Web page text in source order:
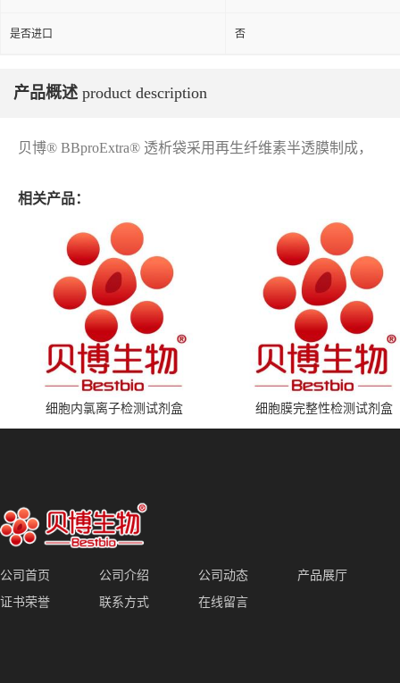
是否进口 否
产品概述 product description
贝博® BBproExtra® 透析袋采用再生纤维素半透膜制成，
相关产品：
细胞内氯离子检测试剂盒 细胞膜完整性检测试剂盒
公司首页 公司介绍 公司动态
产品展厅
证书荣誉
联系方式 在线留言